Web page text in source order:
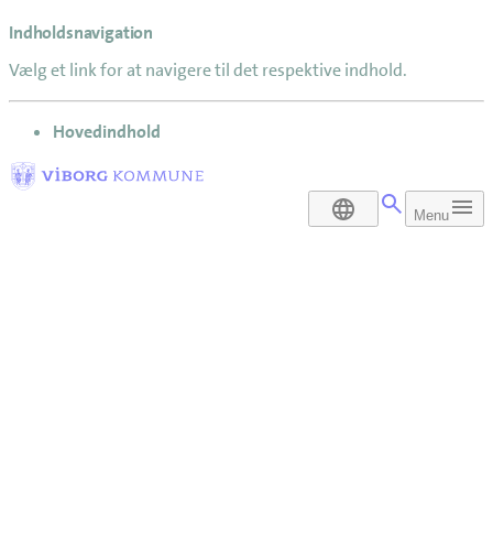
Indholdsnavigation
Vælg et link for at navigere til det respektive indhold.
gå til
Hovedindhold
DA Menu